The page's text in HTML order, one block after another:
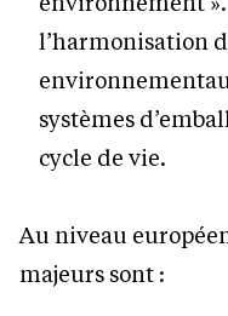
l’harmonisation
systèmes
cycle de vie.
Au niveau
majeurs sont :